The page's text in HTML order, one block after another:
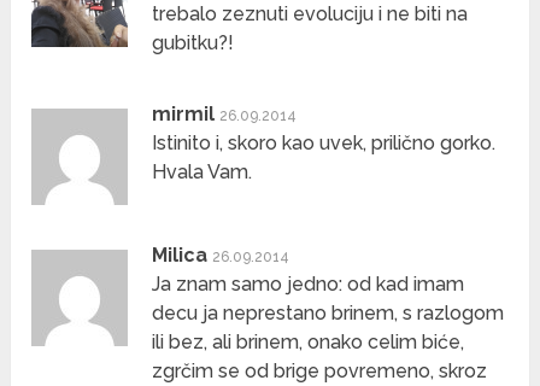
trebalo zeznuti evoluciju i ne biti na
gubitku?!
mirmil 26.09.2014
Istinito i, skoro kao uvek, prilično gorko.
Hvala Vam.
Milica 26.09.2014
Ja znam samo jedno: od kad imam
decu ja neprestano brinem, s razlogom
ili bez, ali brinem, onako celim biće,
zgrčim se od brige povremeno, skroz